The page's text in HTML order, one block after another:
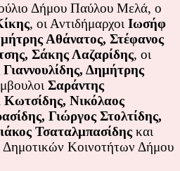
Δήμου Παύλου Μελά, ο
, οι Αντιδήμαρχοι Ιωσήφ
Αθάνατος, Στέφανος
Σάκης Λαζαρίδης, οι
Δημήτρης
Σαράντης
Νικόλαος
Γιώργος Στολτίδης,
Τσαταλμπασίδης και
Δημοτικών Κοινοτήτων Δήμου